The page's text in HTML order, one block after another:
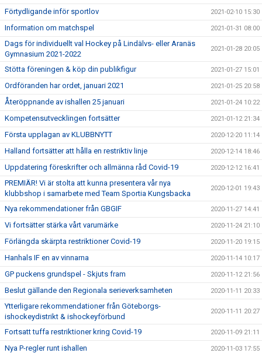
Förtydligande inför sportlov 2021-02-10 15:30
Information om matchspel 2021-01-31 08:00
Dags för individuellt val Hockey på Lindälvs- eller Aranäs
Gymnasium 2021-2022
2021-01-28 20:05
Stötta föreningen & köp din publikfigur 2021-01-27 15:01
Ordföranden har ordet, januari 2021 2021-01-25 20:58
Återöppnande av ishallen 25 januari 2021-01-24 10:22
Kompetensutvecklingen fortsätter 2021-01-12 21:34
Första upplagan av KLUBBNYTT 2020-12-20 11:14
Halland fortsätter att hålla en restriktiv linje 2020-12-14 18:46
Uppdatering föreskrifter och allmänna råd Covid-19 2020-12-12 16:41
PREMIÄR! Vi är stolta att kunna presentera vår nya
klubbshop i samarbete med Team Sportia Kungsbacka
2020-12-01 19:43
Nya rekommendationer från GBGIF 2020-11-27 14:41
Vi fortsätter stärka vårt varumärke 2020-11-24 21:10
Förlängda skärpta restriktioner Covid-19 2020-11-20 19:15
Hanhals IF en av vinnarna 2020-11-14 10:17
GP puckens grundspel - Skjuts fram 2020-11-12 21:56
Beslut gällande den Regionala serieverksamheten 2020-11-11 20:33
Ytterligare rekommendationer från Göteborgs-
ishockeydistrikt & ishockeyförbund
2020-11-11 20:27
Fortsatt tuffa restriktioner kring Covid-19 2020-11-09 21:11
Nya P-regler runt ishallen 2020-11-03 17:55